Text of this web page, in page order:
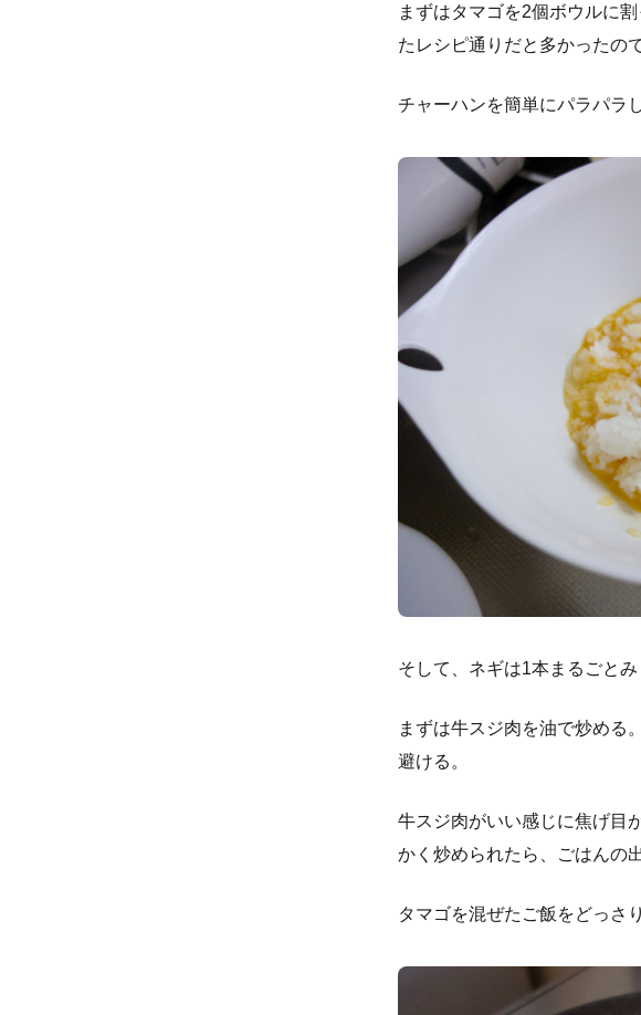
まずはタマゴを2個ボウルに
たレシピ通りだと多かったの
チャーハンを簡単にパラパラ
そして、ネギは1本まるごと
まずは牛スジ肉を油で炒める
避ける。
牛スジ肉がいい感じに焦げ目
かく炒められたら、ごはんの出
タマゴを混ぜたご飯をどっさ